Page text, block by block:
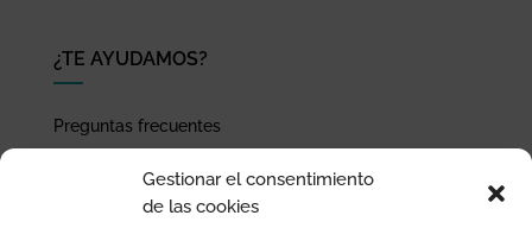
Gestionar el consentimiento
de las cookies
¿TE AYUDAMOS?
Preguntas frecuentes
Pago seguro